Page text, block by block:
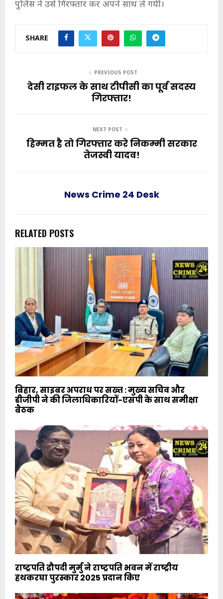
पुलिस ने उसे गिरफ्तार कर अपने साथ ले गयी।
SHARE
PREVIOUS POST
देसी राइफल के साथ टीपीसी का पूर्व सदस्य
गिरफ्तार!
NEXT POST
हिम्मत है तो गिरफ्तार करे निकम्मी सरकार
तेजस्वी यादव!
News Crime 24 Desk
RELATED POSTS
बिहार, साइबर अपराध पर सख्त : मुख्य सचिव और
डीजीपी ने की जिलाधिकारियों-एसपी के साथ समीक्षा
बैठक
राष्ट्रपति द्रौपदी मुर्मु ने राष्ट्रपति भवन में राष्ट्रीय
हथकरघा पुरस्कार 2025 प्रदान किए